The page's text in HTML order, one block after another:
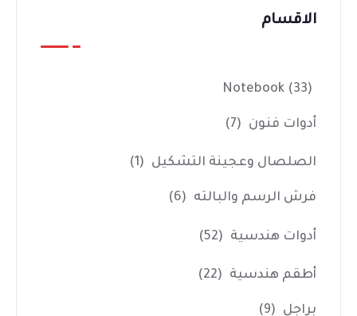
الاقسام
Notebook (33)
أدوات فنون (7)
الصلصال وعجينة التشكيل (1)
فرش الرسم والبالته (6)
أدوات هندسية (52)
أطقم هندسية (22)
براجل (9)